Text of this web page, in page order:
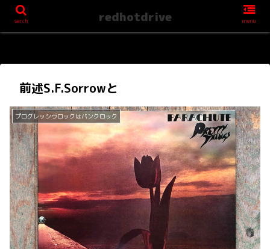
前述S.F.Sorrowと
プログレッシヴロックはパンクロック
serch redhotdrive menu